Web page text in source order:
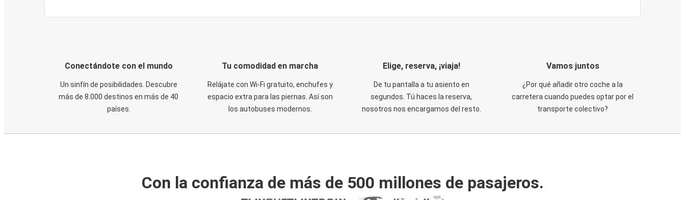
Conectándote con el mundo
Un sinfín de posibilidades. Descubre
más de 8.000 destinos en más de 40
países.
Tu comodidad en marcha
Relájate con Wi-Fi gratuito, enchufes y
espacio extra para las piernas. Así son
los autobuses modernos.
Elige, reserva, ¡viaja!
De tu pantalla a tu asiento en
segundos. Tú haces la reserva,
nosotros nos encargamos del resto.
Vamos juntos
¿Por qué añadir otro coche a la
carretera cuando puedes optar por el
transporte colectivo?
Con la confianza de más de 500 millones de pasajeros.